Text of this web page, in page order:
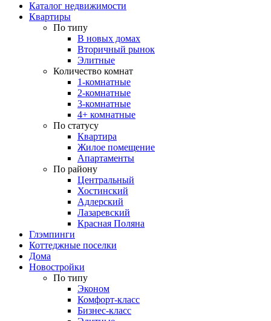
Каталог недвижимости
Квартиры
По типу
В новых домах
Вторичный рынок
Элитные
Количество комнат
1-комнатные
2-комнатные
3-комнатные
4+ комнатные
По статусу
Квартира
Жилое помещение
Апартаменты
По району
Центральный
Хостинский
Адлерский
Лазаревский
Красная Поляна
Глэмпинги
Коттеджные поселки
Дома
Новостройки
По типу
Эконом
Комфорт-класс
Бизнес-класс